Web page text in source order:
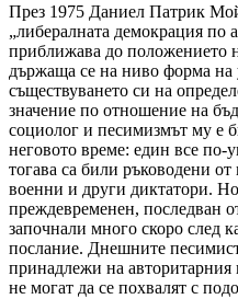
През 1975 Даниел Патрик
„либералната демокрация по
приближава до положението
държаща се на ниво форма на
съществуването си на
значение по отношение на
социолог и песимизмът му е
неговото време: един все по-
тогава са били ръководени
военни и други диктатори.
преждевременен, последван
започнали много скоро след
послание. Днешните
принадлежи на
не могат да се похвалят с